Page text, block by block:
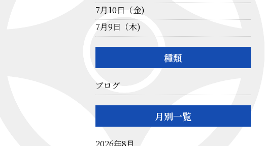
7月10日（金)
7月9日（木)
種類
ブログ
月別一覧